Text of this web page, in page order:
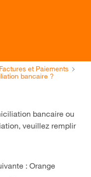
Factures et Paiements
bancaire ?
bancaire ou
veuillez remplir
: Orange